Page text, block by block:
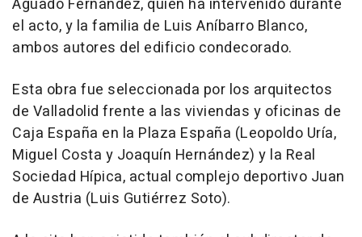
Aguado Fernández, quien ha intervenido durante
el acto, y la familia de Luis Aníbarro Blanco,
ambos autores del edificio condecorado.
Esta obra fue seleccionada por los arquitectos
de Valladolid frente a las viviendas y oficinas de
Caja España en la Plaza España (Leopoldo Uría,
Miguel Costa y Joaquín Hernández) y la Real
Sociedad Hípica, actual complejo deportivo Juan
de Austria (Luis Gutiérrez Soto).